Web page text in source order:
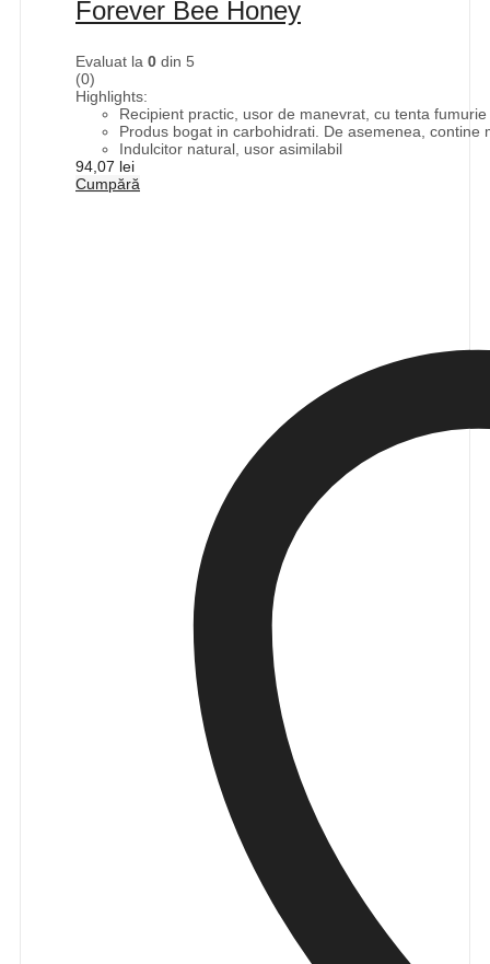
Forever Bee Honey
Evaluat la 0 din 5
(0)
Highlights:
Recipient practic, usor de manevrat, cu tenta
Produs bogat in carbohidrati. De asemenea, contine
Indulcitor natural, usor asimilabil
94,07 lei
Cumpără